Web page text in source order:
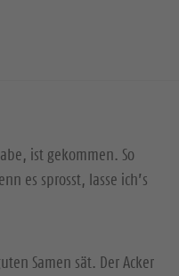
ist gekommen. So
es sprosst, lasse ich’s
Samen sät. Der Acker